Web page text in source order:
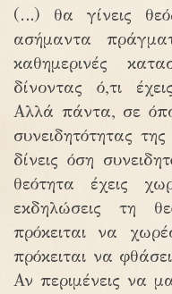
(…) θα γίνεις
ασήμαντα
καθημερινές
δίνοντας ό,τι
Αλλά πάντα, σε
συνειδητότητας
δίνεις όση
θεότητα έχεις
εκδηλώσεις τη
πρόκειται να
πρόκειται να
Αν περιμένεις να